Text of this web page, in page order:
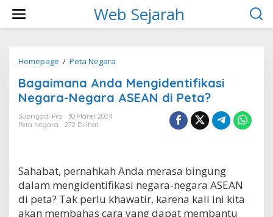
w
Web Sejarah
Homepage / Peta Negara
g
n
d
a
M
Bagaimana Anda Mengidentifikasi
Negara-Negara ASEAN di Peta?
Supriyadi Pro
30 Maret 2024
Peta Negara
272 Dilihat
Sahabat, pernahkah Anda merasa bingung
dalam mengidentifikasi negara-negara ASEAN
di peta? Tak perlu khawatir, karena kali ini kita
akan membahas cara yang dapat membantu